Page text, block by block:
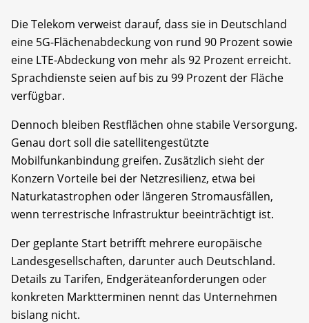
Die Telekom verweist darauf, dass sie in Deutschland
eine 5G-Flächenabdeckung von rund 90 Prozent sowie
eine LTE-Abdeckung von mehr als 92 Prozent erreicht.
Sprachdienste seien auf bis zu 99 Prozent der Fläche
verfügbar.
Dennoch bleiben Restflächen ohne stabile Versorgung.
Genau dort soll die satellitengestützte
Mobilfunkanbindung greifen. Zusätzlich sieht der
Konzern Vorteile bei der Netzresilienz, etwa bei
Naturkatastrophen oder längeren Stromausfällen,
wenn terrestrische Infrastruktur beeinträchtigt ist.
Der geplante Start betrifft mehrere europäische
Landesgesellschaften, darunter auch Deutschland.
Details zu Tarifen, Endgeräteanforderungen oder
konkreten Marktterminen nennt das Unternehmen
bislang nicht.